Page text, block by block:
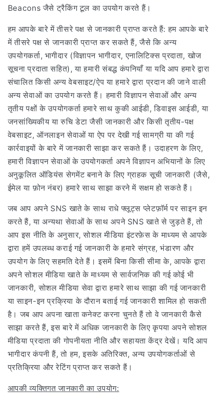
Beacons जैसे ट्रैकिंग टूल का उपयोग करते हैं।
हम आपके बारे में तीसरे पक्ष से जानकारी प्राप्त करते हैं: हम आपके बारे
में तीसरे पक्ष से जानकारी प्राप्त कर सकते हैं, जैसे कि अन्य
उपयोगकर्ता, भागीदार (विज्ञापन भागीदार, एनालिटिक्स प्रदाता, खोज
सूचना प्रदाता सहित), या हमारी संबद्ध कंपनियाँ या यदि आप हमारे द्वारा
संचालित किसी अन्य वेबसाइट/ऐप या हमारे द्वारा प्रदान की जाने वाली
अन्य सेवाओं का उपयोग करते हैं। हमारी विज्ञापन सेवाओं और अन्य
तृतीय पक्षों के उपयोगकर्ता हमारे साथ कुकी आईडी, डिवाइस आईडी, या
जनसांख्यिकीय या रुचि डेटा जैसी जानकारी और किसी तृतीय-पक्ष
वेबसाइट, ऑनलाइन सेवाओं या ऐप पर देखी गई सामग्री या की गई
कार्रवाइयों के बारे में जानकारी साझा कर सकते हैं। उदाहरण के लिए,
हमारी विज्ञापन सेवाओं के उपयोगकर्ता अपने विज्ञापन अभियानों के लिए
अनुकूलित ऑडियंस सेगमेंट बनाने के लिए ग्राहक सूची जानकारी (जैसे,
ईमेल या फ़ोन नंबर) हमारे साथ साझा करने में सक्षम हो सकते हैं।
जब आप अपने SNS खाते के साथ राधे फ्लूट्स प्लेटफ़ॉर्म पर साइन इन
करते हैं, या अन्यथा सेवाओं के साथ अपने SNS खाते से जुड़ते हैं, तो
आप इस नीति के अनुसार, सोशल मीडिया इंटरफ़ेस के माध्यम से आपके
द्वारा हमें उपलब्ध कराई गई जानकारी के हमारे संग्रह, भंडारण और
उपयोग के लिए सहमति देते हैं। इसमें बिना किसी सीमा के, आपके द्वारा
अपने सोशल मीडिया खाते के माध्यम से सार्वजनिक की गई कोई भी
जानकारी, सोशल मीडिया सेवा द्वारा हमारे साथ साझा की गई जानकारी
या साइन-इन प्रक्रिया के दौरान बताई गई जानकारी शामिल हो सकती
है। जब आप अपना खाता कनेक्ट करना चुनते हैं तो वे जानकारी कैसे
साझा करते हैं, इस बारे में अधिक जानकारी के लिए कृपया अपने सोशल
मीडिया प्रदाता की गोपनीयता नीति और सहायता केंद्र देखें। यदि आप
भागीदार कंपनी हैं, तो हम, इसके अतिरिक्त, अन्य उपयोगकर्ताओं से
प्रतिक्रिया और रेटिंग प्राप्त कर सकते हैं।
आपकी व्यक्तिगत जानकारी का उपयोग: